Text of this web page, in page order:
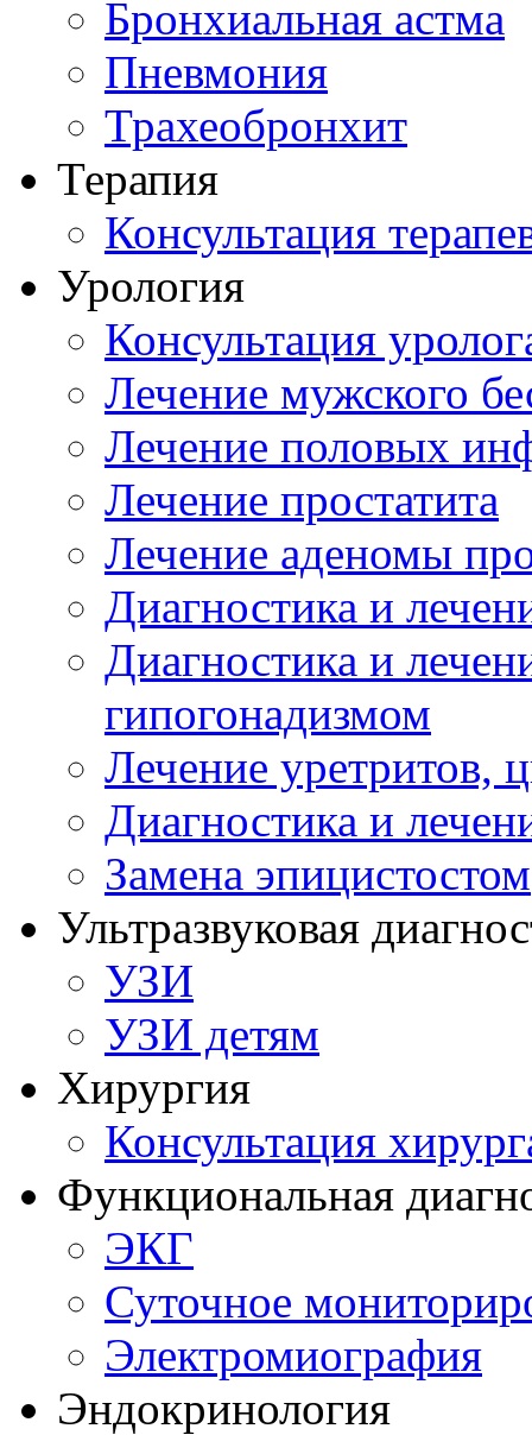
Бронхиальная астма
Пневмония
Трахеобронхит
Терапия
Консультация
Урология
Консультация
Лечение мужского
Лечение половых
Лечение простатита
Лечение аденомы
Диагностика и
Диагностика и
гипогонадизмом
Лечение уретритов,
Диагностика и
Замена эпицистостом
Ультразвуковая
УЗИ
УЗИ детям
Хирургия
Консультация
Функциональная
ЭКГ
Суточное
Электромиография
Эндокринология